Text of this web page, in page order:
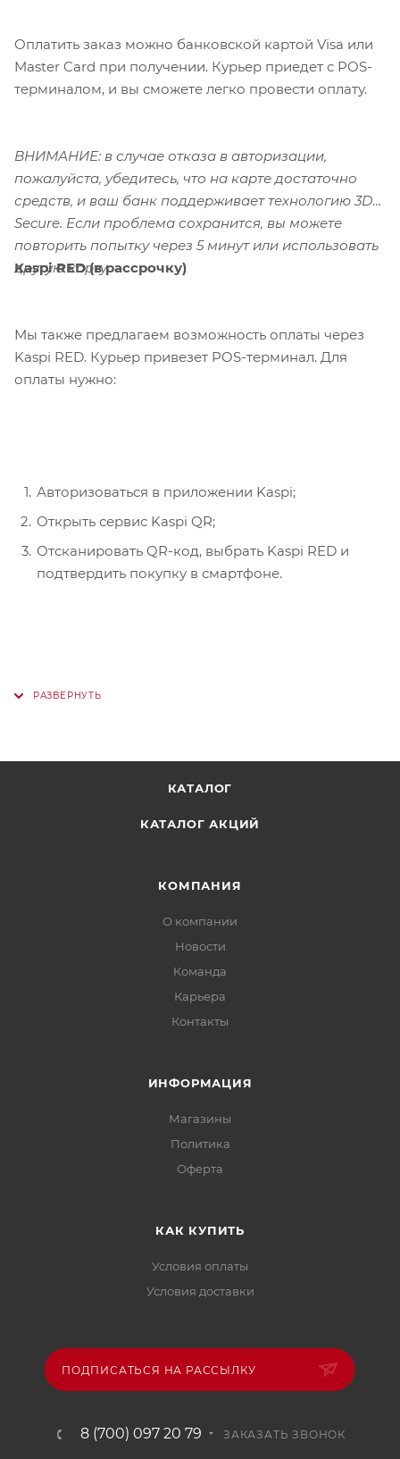
Оплатить заказ можно банковской картой Visa или
Master Card при получении. Курьер приедет с POS-
терминалом, и вы сможете легко провести оплату.
ВНИМАНИЕ: в случае отказа в авторизации,
пожалуйста, убедитесь, что на карте достаточно
средств, и ваш банк поддерживает технологию 3D-
Secure. Если проблема сохранится, вы можете
повторить попытку через 5 минут или использовать
другую карту.
Kaspi RED (в рассрочку)
Мы также предлагаем возможность оплаты через
Kaspi RED. Курьер привезет POS-терминал. Для
оплаты нужно:
Авторизоваться в приложении Kaspi;
Открыть сервис Kaspi QR;
Отсканировать QR-код, выбрать Kaspi RED и
подтвердить покупку в смартфоне.
КАТАЛОГ
КАТАЛОГ АКЦИЙ
КОМПАНИЯ
О компании
Новости
Команда
Карьера
Контакты
ИНФОРМАЦИЯ
Магазины
Политика
Офертa
КАК КУПИТЬ
Условия оплаты
Условия доставки
ПОДПИСАТЬСЯ НА РАССЫЛКУ
8 (700) 097 20 79 ЗАКАЗАТЬ ЗВОНОК